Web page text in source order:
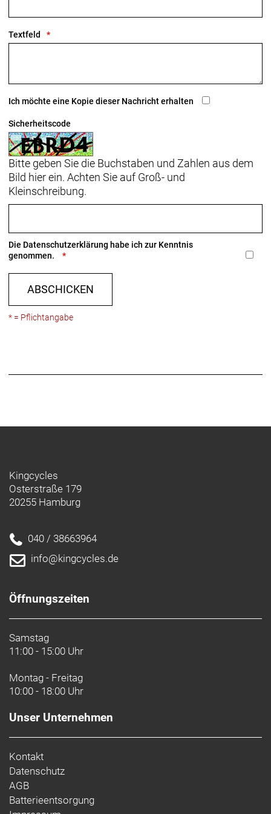
Räder: Bontrager Aeolus Pro 51, OCLV Carbon,
Tubeless Ready, 100 x 12 mm Steckachse
Bontrager Aeolus Pro 51, OCLV Carbon, Tubeless-
Ready, Shimano 11/12fach-Freilauf, 142 x 12 mm
Steckachse
Textfeld
Ich möchte eine Kopie dieser Nachricht erhalten
Sicherheitscode
Bitte geben Sie die Buchstaben und Zahlen aus dem
Bild hier ein. Achten Sie auf Groß- und
Kleinschreibung.
Die Datenschutzerklärung habe ich zur Kenntnis
genommen.
ABSCHICKEN
* = Pflichtangabe
Kingcycles
Osterstraße 179
20255 Hamburg
040 / 38663964
info@kingcycles.de
Öffnungszeiten
Samstag
11:00 - 15:00 Uhr
Montag - Freitag
10:00 - 18:00 Uhr
Unser Unternehmen
Kontakt
Datenschutz
AGB
Batterieentsorgung